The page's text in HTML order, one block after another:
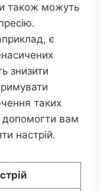
також можуть
є
знизити
таких
допомогти вам
настрій.